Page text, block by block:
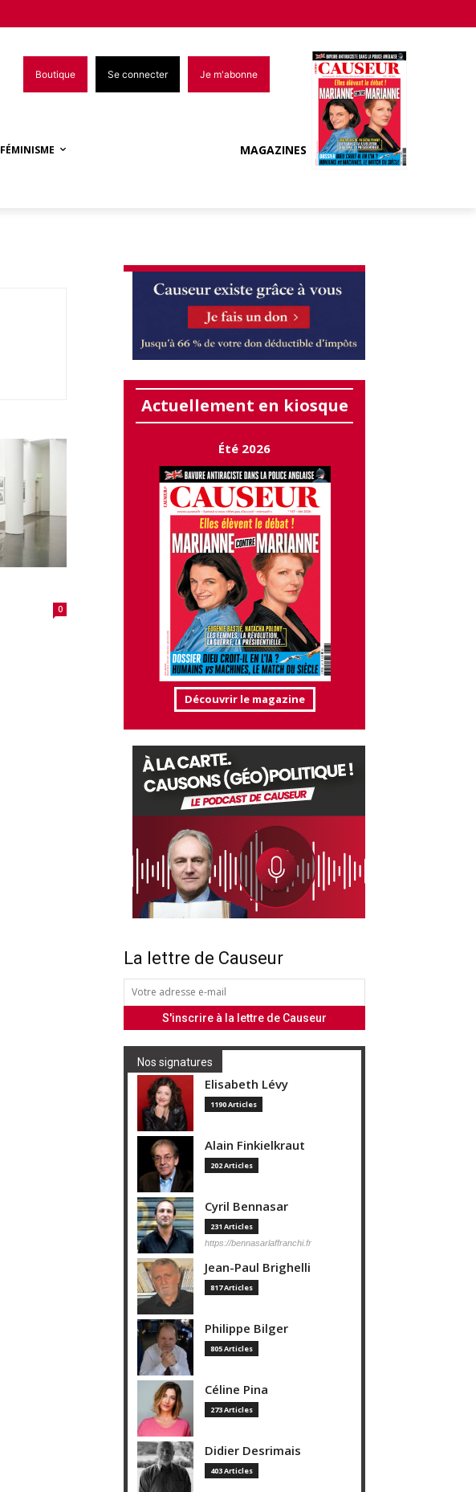
Boutique Se connecter Je m'abonne
FÉMINISME MAGAZINES
0
Actuellement en kiosque
Été 2026
Découvrir le magazine
La lettre de Causeur
Nos signatures
Elisabeth Lévy
1190 Articles
Alain Finkielkraut
202 Articles
Cyril Bennasar
231 Articles
https://bennasarlaffranchi.fr
Jean-Paul Brighelli
817 Articles
Philippe Bilger
805 Articles
Céline Pina
273 Articles
Didier Desrimais
403 Articles